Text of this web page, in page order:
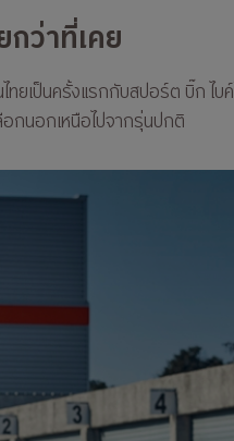
ว่าที่เคย
ไทยเป็นครั้งแรกกับสปอร์ต บิ๊ก ไบ
อกนอกเหนือไปจากรุ่นปกติ